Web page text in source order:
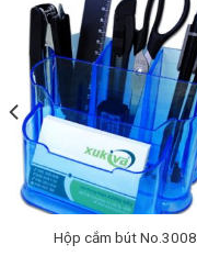
Hộp cắm bút No.3008